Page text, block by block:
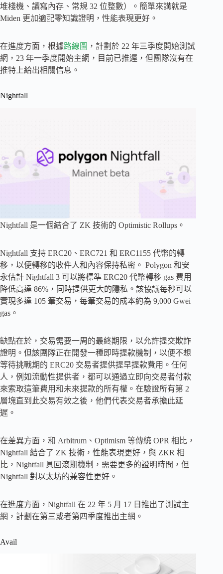
堆棧機、讀寫內存、常規 32 位整數）。簡單來講就是
Miden 更加適配零知識證明，性能表現更好。
在進度方面，根據路線圖 ，計劃於 22 年三季度開始測試
網，23 年一季度開始主網，目前已推遲，但團隊沒有在
推特上給出相關信息。
Nightfall
Nightfall 是一個結合了 ZK 技術的 Optimistic Rollups。
Nightfall 支持 ERC20、ERC721 和 ERC1155 代幣的轉
移，以便轉移的收件人和內容保持私密。 Polygon 和安
永估計 Nightfall 3 可以將標準 ERC20 代幣轉移 gas 費用
降低高達 86%，同時提供更大的隱私。該協議每秒可以
實現多達 105 筆交易，每筆交易的成本約為 9,000 Gwei
gas。
缺點在於，交易需要一周的最終期限，以允許提交欺詐
證明。但該團隊正在開發一種即時提款機制，以便不想
等待挑戰期的 ERC20 交易者提供提早提款費用。任何
人，例如流動性提供者，都可以通過立即向交易者付款
來索取這筆費用和未來提款的所有權。在驗證所有第 2
層塊直到此交易有效之後，他們代表交易者承擔此延
遲。
在差異方面，和 Arbitrum、Optimism 等傳統 OPR 相比，
Nightfall 結合了 ZK 技術，性能表現更好，與 ZKR 相
比，Nightfall 具回滾期機制，需要更多的證明時間，但
Nightfall 對以太坊的兼容性更好。
在進度方面，Nightfall 在 22 年 5 月 17 日推出了測試主
網，計劃在第三或者第四季度推出主網。
Avail